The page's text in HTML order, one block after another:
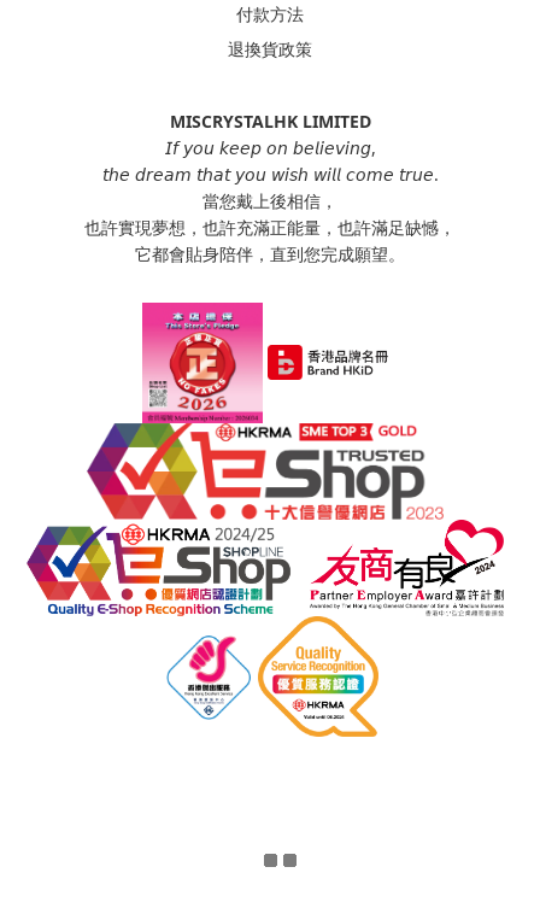
付款方法
退換貨政策
MISCRYSTALHK LIMITED
𝘐𝘧 𝘺𝘰𝘶 𝘬𝘦𝘦𝘱 𝘰𝘯 𝘣𝘦𝘭𝘪𝘦𝘷𝘪𝘯𝘨,
𝘵𝘩𝘦 𝘥𝘳𝘦𝘢𝘮 𝘵𝘩𝘢𝘵 𝘺𝘰𝘶 𝘸𝘪𝘴𝘩 𝘸𝘪𝘭𝘭 𝘤𝘰𝘮𝘦 𝘵𝘳𝘶𝘦.
當您戴上後相信，
也許實現夢想，也許充滿正能量，也許滿足缺憾，
它都會貼身陪伴，直到您完成願望。